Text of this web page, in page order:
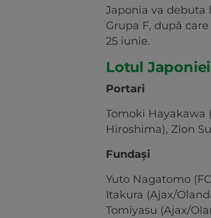
Japonia va debuta
Grupa F, după
25 iunie.
Lotul
Portari
Tomoki Hayakawa
Hiroshima), Zion
Fundaşi
Yuto Nagatomo
Itakura (Ajax/
Tomiyasu (Ajax/